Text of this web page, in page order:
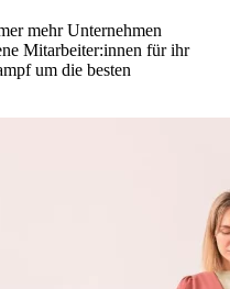
mehr Unternehmen
Mitarbeiter:innen für ihr
um die besten